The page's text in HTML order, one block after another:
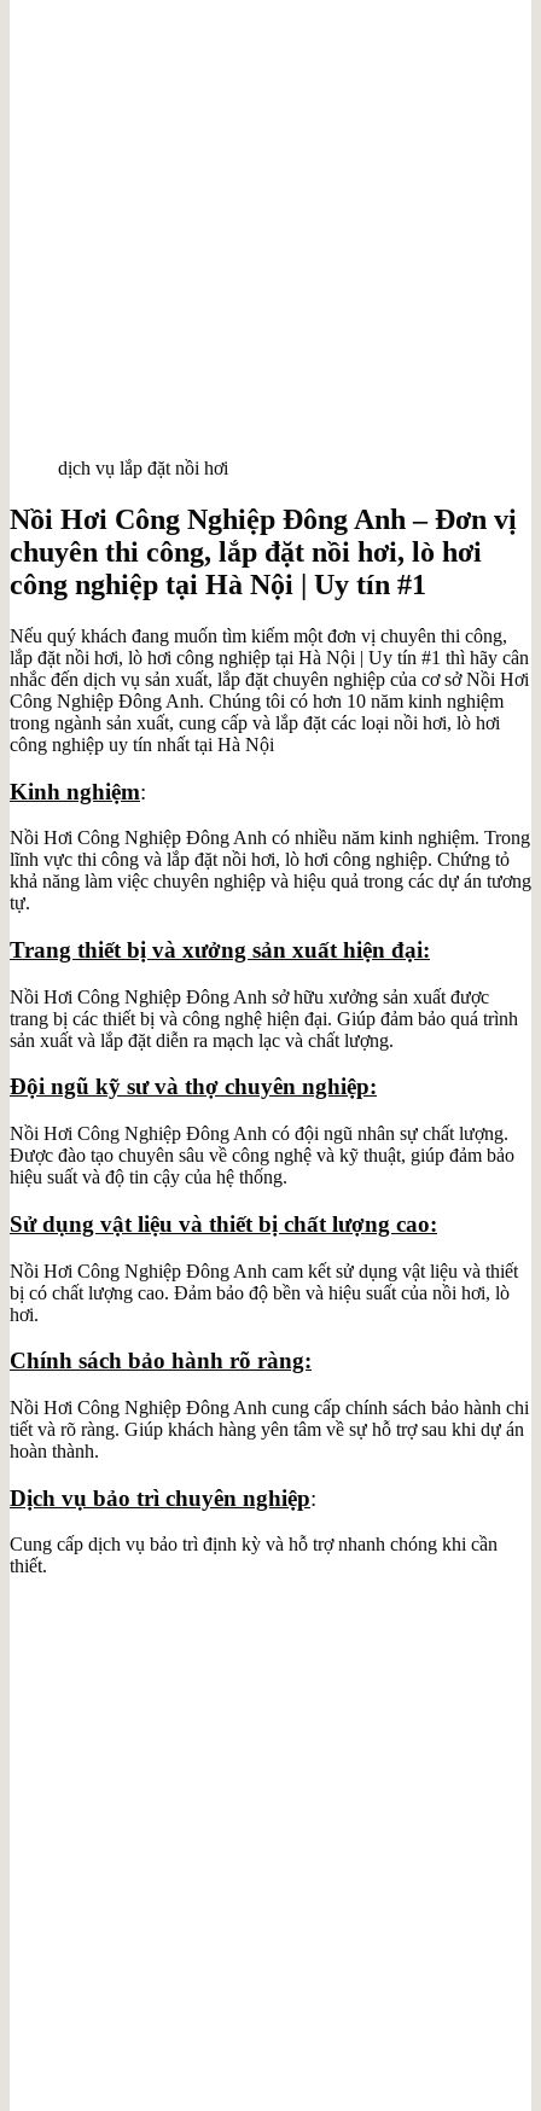
dịch vụ lắp đặt nồi hơi
Nồi Hơi Công Nghiệp Đông Anh – Đơn vị
chuyên thi công, lắp đặt nồi hơi, lò hơi
công nghiệp tại Hà Nội | Uy tín #1
Nếu quý khách đang muốn tìm kiếm một đơn vị chuyên thi công,
lắp đặt nồi hơi, lò hơi công nghiệp tại Hà Nội | Uy tín #1 thì hãy cân
nhắc đến dịch vụ sản xuất, lắp đặt chuyên nghiệp của cơ sở Nồi Hơi
Công Nghiệp Đông Anh. Chúng tôi có hơn 10 năm kinh nghiệm
trong ngành sản xuất, cung cấp và lắp đặt các loại nồi hơi, lò hơi
công nghiệp uy tín nhất tại Hà Nội
Kinh nghiệm:
Nồi Hơi Công Nghiệp Đông Anh có nhiều năm kinh nghiệm. Trong
lĩnh vực thi công và lắp đặt nồi hơi, lò hơi công nghiệp. Chứng tỏ
khả năng làm việc chuyên nghiệp và hiệu quả trong các dự án tương
tự.
Trang thiết bị và xưởng sản xuất hiện đại:
Nồi Hơi Công Nghiệp Đông Anh sở hữu xưởng sản xuất được
trang bị các thiết bị và công nghệ hiện đại. Giúp đảm bảo quá trình
sản xuất và lắp đặt diễn ra mạch lạc và chất lượng.
Đội ngũ kỹ sư và thợ chuyên nghiệp:
Nồi Hơi Công Nghiệp Đông Anh có đội ngũ nhân sự chất lượng.
Được đào tạo chuyên sâu về công nghệ và kỹ thuật, giúp đảm bảo
hiệu suất và độ tin cậy của hệ thống.
Sử dụng vật liệu và thiết bị chất lượng cao:
Nồi Hơi Công Nghiệp Đông Anh cam kết sử dụng vật liệu và thiết
bị có chất lượng cao. Đảm bảo độ bền và hiệu suất của nồi hơi, lò
hơi.
Chính sách bảo hành rõ ràng:
Nồi Hơi Công Nghiệp Đông Anh cung cấp chính sách bảo hành chi
tiết và rõ ràng. Giúp khách hàng yên tâm về sự hỗ trợ sau khi dự án
hoàn thành.
Dịch vụ bảo trì chuyên nghiệp:
Cung cấp dịch vụ bảo trì định kỳ và hỗ trợ nhanh chóng khi cần
thiết.